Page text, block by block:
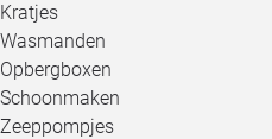
Kratjes
Wasmanden
Opbergboxen
Schoonmaken
Zeeppompjes